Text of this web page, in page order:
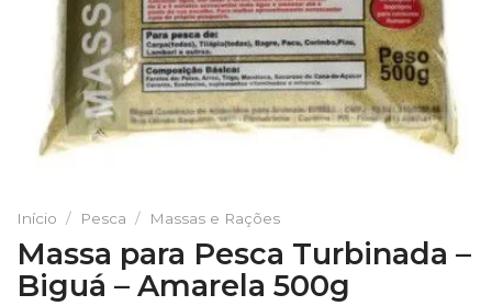
Início / Pesca / Massas e Rações
Massa para Pesca Turbinada –
Biguá – Amarela 500g